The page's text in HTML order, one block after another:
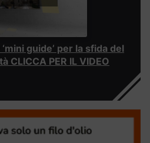
guide’ per la sfida del
CLICCA PER IL VIDEO